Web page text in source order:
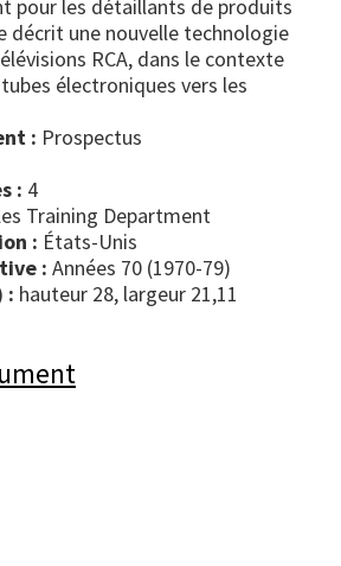
pour les détaillants de produits
décrit une nouvelle technologie
RCA, dans le contexte
électroniques vers les
:
prospectus
: 4
Training Department
: États-Unis
: Années 70 (1970-79)
: hauteur 28, largeur 21,11